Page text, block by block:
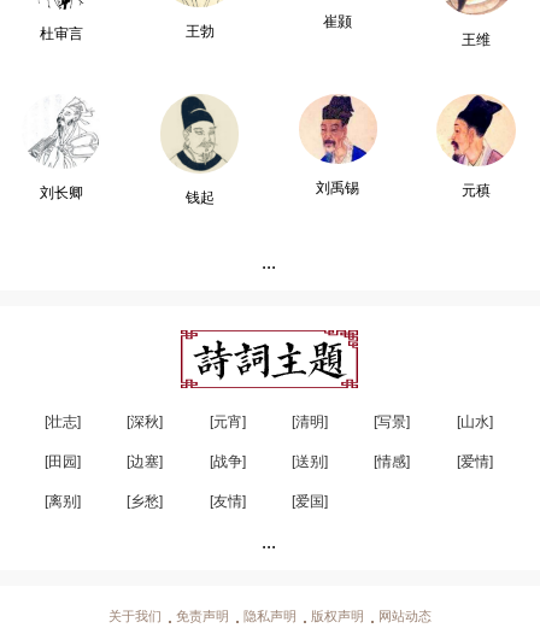
杜审言 王勃
崔颢
王维
刘长卿 钱起
刘禹锡 元稹
...
[壮志] [深秋] [元宵] [清明] [写景] [山水]
[田园] [边塞] [战争] [送别] [情感] [爱情]
[离别] [乡愁] [友情] [爱国]
...
关于我们 免责声明 隐私声明 版权声明 网站动态